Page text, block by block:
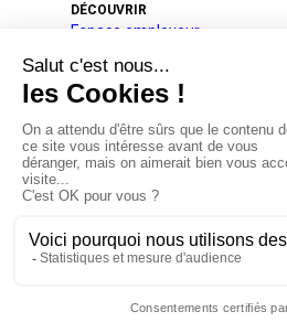
DÉCOUVRIR
Espace employeur
Projets pédagogique et éducatif
Qui sommes-nous
Nos partenaires
Actualités